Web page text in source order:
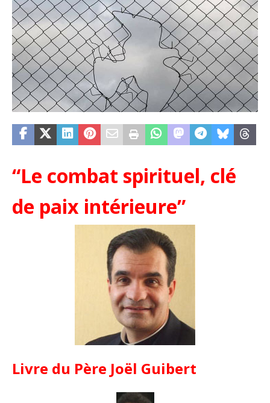
“Le combat spirituel, clé
de paix intérieure”
Livre du Père Joël Guibert